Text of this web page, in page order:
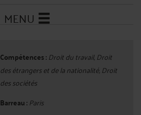
MENU
Compétences : Droit du travail, Droit
des étrangers et de la nationalité, Droit
des sociétés
Barreau : Paris